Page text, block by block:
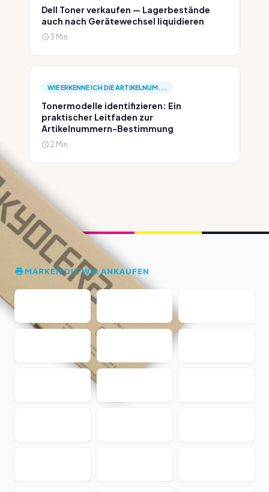
Dell Toner verkaufen — Lagerbestände
auch nach Gerätewechsel liquidieren
3 Min.
WIE ERKENNE ICH DIE ARTIKELNUM...
Tonermodelle identifizieren: Ein
praktischer Leitfaden zur
Artikelnummern-Bestimmung
2 Min.
MARKEN DIE WIR ANKAUFEN